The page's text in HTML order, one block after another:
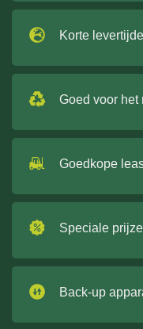
Korte
Goed voor het
Goedkope
Speciale
Back-up